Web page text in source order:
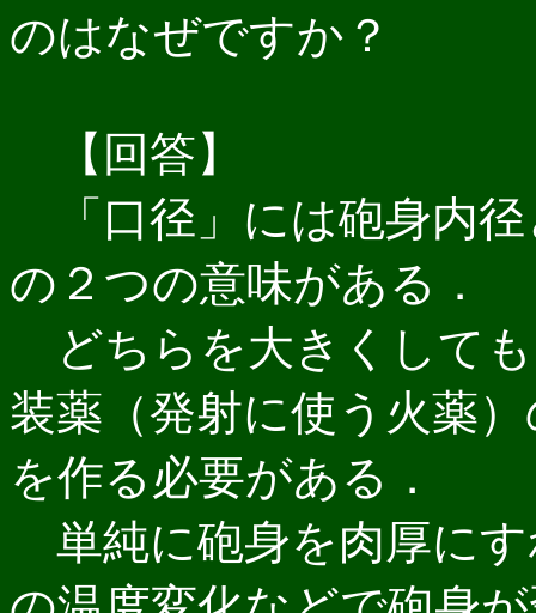
のはなぜですか？
【回答】
「口径」には砲身内径
の２つの意味がある．
どちらを大きくして
装薬（発射に使う火薬
を作る必要がある．
単純に砲身を肉厚に